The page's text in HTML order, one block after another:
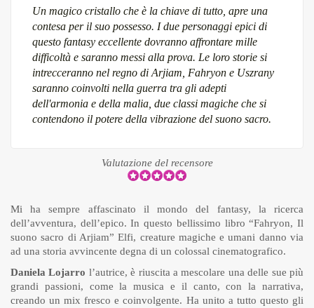
Un magico cristallo che è la chiave di tutto, apre una
contesa per il suo possesso. I due personaggi epici di
questo fantasy eccellente dovranno affrontare mille
difficoltà e saranno messi alla prova. Le loro storie si
intrecceranno nel regno di Arjiam, Fahryon e Uszrany
saranno coinvolti nella guerra tra gli adepti
dell'armonia e della malia, due classi magiche che si
contendono il potere della vibrazione del suono sacro.
Valutazione del recensore
Mi ha sempre affascinato il mondo del fantasy, la ricerca
dell’avventura, dell’epico. In questo bellissimo libro “Fahryon, Il
suono sacro di Arjiam” Elfi, creature magiche e umani danno via
ad una storia avvincente degna di un colossal cinematografico.
Daniela Lojarro l’autrice, è riuscita a mescolare una delle sue più
grandi passioni, come la musica e il canto, con la narrativa,
creando un mix fresco e coinvolgente. Ha unito a tutto questo gli